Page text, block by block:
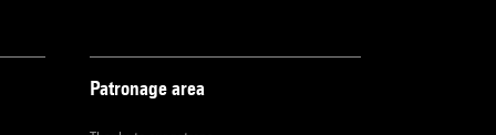
Patronage area